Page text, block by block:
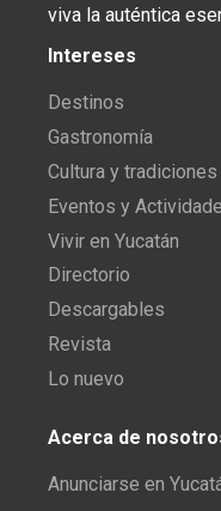
viva la auténtica
Intereses
Destinos
Gastronomía
Cultura y tradiciones
Eventos y
Vivir en Yucatán
Directorio
Descargables
Revista
Lo nuevo
Acerca de
Anunciarse en